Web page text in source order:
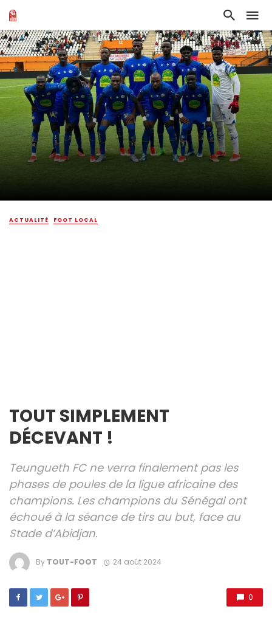
ACTUALITÉ FOOT LOCAL
TOUT SIMPLEMENT
DÉCEVANT !
Teungueth FC ne verra finalement pas les
phases de poules de la ligue africaine des
champions. Les champions du Sénégal ont
échoué à la séance de tirs au but, face au
Stade d’Abidjan.
By TOUT-FOOT 24 août 2024
0